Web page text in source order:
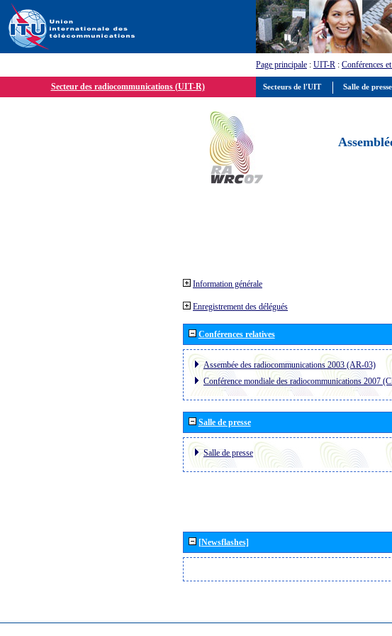
Page principale : UIT-R : Conférences
Secteur des radiocommunications (UIT-R)
Information générale
Enregistrement des délégués
Conférences relatives
Assembée des radiocommunications 2003 (AR-03)
Conférence mondiale des radiocommunications 2007
Salle de presse
Salle de presse
[Newsflashes]
Secteurs de l'UIT Salle de presse